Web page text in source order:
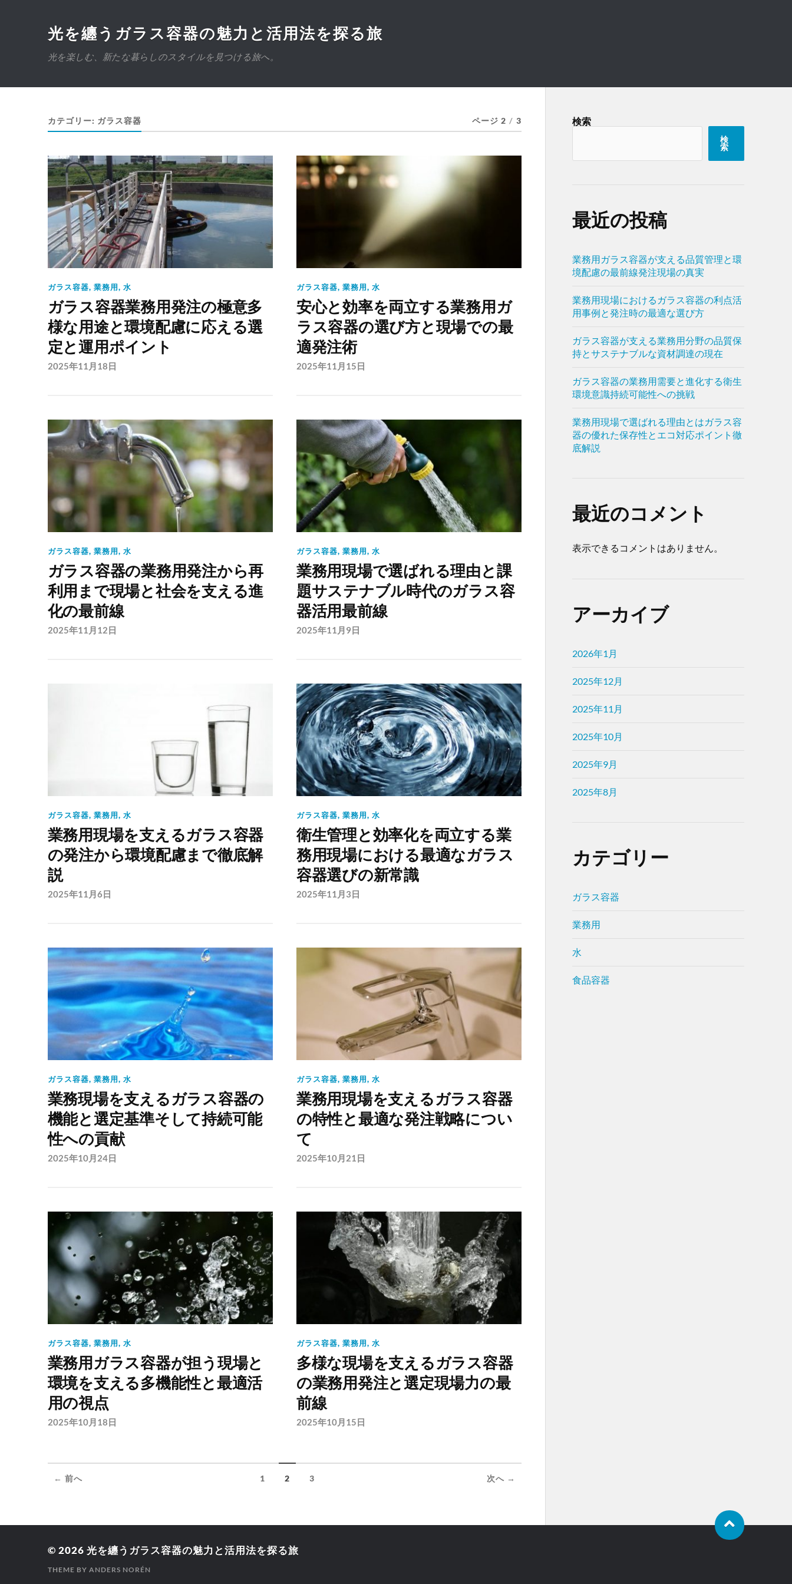
光を纏うガラス容器の魅力と活用法を探る旅
光を楽しむ、新たな暮らしのスタイルを見つける旅へ。
カテゴリー: ガラス容器 ページ 2 / 3
ガラス容器, 業務用, 水
ガラス容器業務用発注の極意多
様な用途と環境配慮に応える選
定と運用ポイント
2025年11月18日
ガラス容器, 業務用, 水
安心と効率を両立する業務用ガ
ラス容器の選び方と現場での最
適発注術
2025年11月15日
ガラス容器, 業務用, 水
ガラス容器の業務用発注から再
利用まで現場と社会を支える進
化の最前線
2025年11月12日
ガラス容器, 業務用, 水
業務用現場で選ばれる理由と課
題サステナブル時代のガラス容
器活用最前線
2025年11月9日
ガラス容器, 業務用, 水
業務用現場を支えるガラス容器
の発注から環境配慮まで徹底解
説
2025年11月6日
ガラス容器, 業務用, 水
衛生管理と効率化を両立する業
務用現場における最適なガラス
容器選びの新常識
2025年11月3日
ガラス容器, 業務用, 水
業務現場を支えるガラス容器の
機能と選定基準そして持続可能
性への貢献
2025年10月24日
ガラス容器, 業務用, 水
業務用現場を支えるガラス容器
の特性と最適な発注戦略につい
て
2025年10月21日
ガラス容器, 業務用, 水
業務用ガラス容器が担う現場と
環境を支える多機能性と最適活
用の視点
2025年10月18日
ガラス容器, 業務用, 水
多様な現場を支えるガラス容器
の業務用発注と選定現場力の最
前線
2025年10月15日
← 前へ 1 2 3 次へ →
検索
検
索
最近の投稿
業務用ガラス容器が支える品質管理と環
境配慮の最前線発注現場の真実
業務用現場におけるガラス容器の利点活
用事例と発注時の最適な選び方
ガラス容器が支える業務用分野の品質保
持とサステナブルな資材調達の現在
ガラス容器の業務用需要と進化する衛生
環境意識持続可能性への挑戦
業務用現場で選ばれる理由とはガラス容
器の優れた保存性とエコ対応ポイント徹
底解説
最近のコメント
表示できるコメントはありません。
アーカイブ
2026年1月
2025年12月
2025年11月
2025年10月
2025年9月
2025年8月
カテゴリー
ガラス容器
業務用
水
食品容器
© 2026 光を纏うガラス容器の魅力と活用法を探る旅
THEME BY ANDERS NORÉN